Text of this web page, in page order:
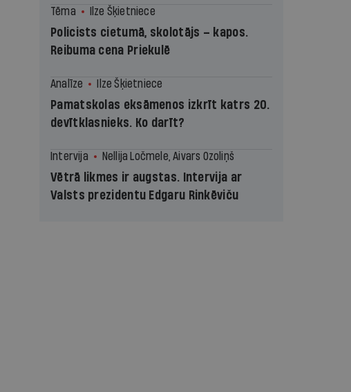
Tēma Ilze Šķietniece
Policists cietumā, skolotājs – kapos.
Reibuma cena Priekulē
Analīze Ilze Šķietniece
Pamatskolas eksāmenos izkrīt katrs 20.
devītklasnieks. Ko darīt?
Intervija Nellija Ločmele, Aivars Ozoliņš
Vētrā likmes ir augstas. Intervija ar
Valsts prezidentu Edgaru Rinkēviču